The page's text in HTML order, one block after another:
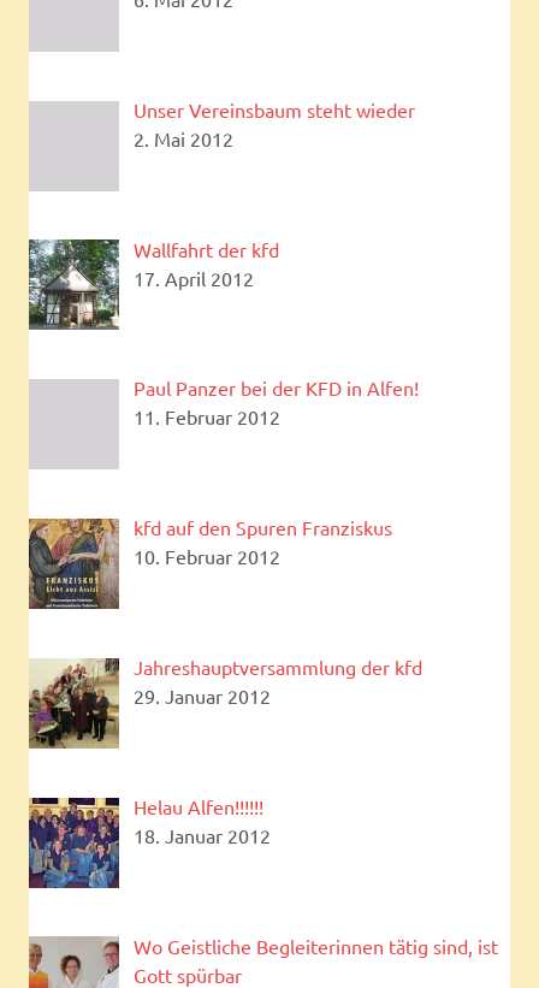
Unser Vereinsbaum steht wieder
2. Mai 2012
Wallfahrt der kfd
17. April 2012
Paul Panzer bei der KFD in Alfen!
11. Februar 2012
kfd auf den Spuren Franziskus
10. Februar 2012
Jahreshauptversammlung der kfd
29. Januar 2012
Helau Alfen!!!!!!
18. Januar 2012
Wo Geistliche Begleiterinnen tätig sind, ist
Gott spürbar